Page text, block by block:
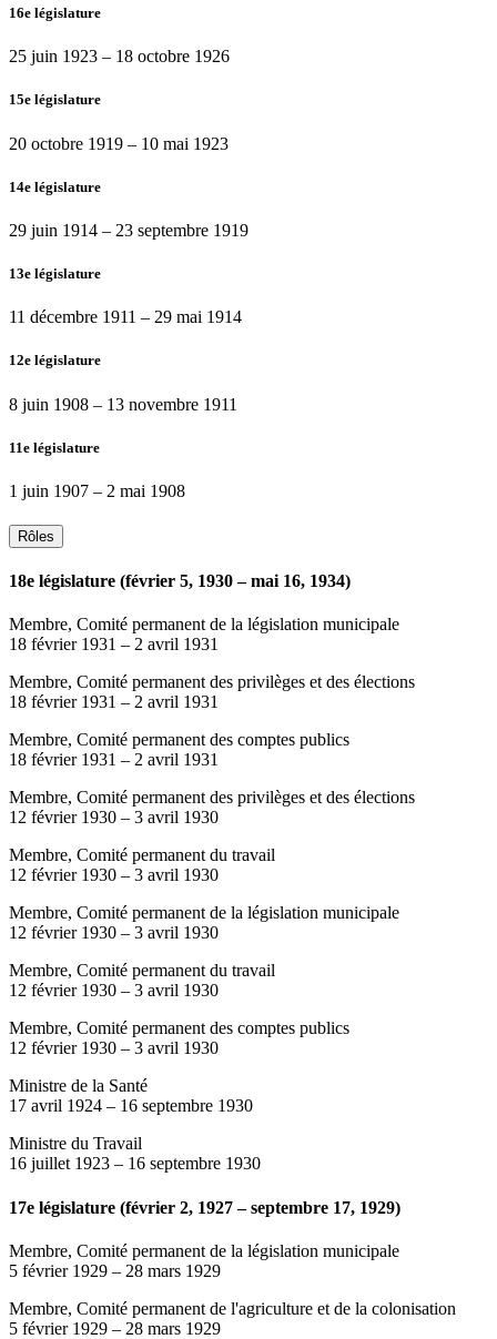
16e législature
25 juin 1923 – 18 octobre 1926
15e législature
20 octobre 1919 – 10 mai 1923
14e législature
29 juin 1914 – 23 septembre 1919
13e législature
11 décembre 1911 – 29 mai 1914
12e législature
8 juin 1908 – 13 novembre 1911
11e législature
1 juin 1907 – 2 mai 1908
Rôles
18e législature (février 5, 1930 – mai 16, 1934)
Membre, Comité permanent de la législation municipale
18 février 1931 – 2 avril 1931
Membre, Comité permanent des privilèges et des élections
18 février 1931 – 2 avril 1931
Membre, Comité permanent des comptes publics
18 février 1931 – 2 avril 1931
Membre, Comité permanent des privilèges et des élections
12 février 1930 – 3 avril 1930
Membre, Comité permanent du travail
12 février 1930 – 3 avril 1930
Membre, Comité permanent de la législation municipale
12 février 1930 – 3 avril 1930
Membre, Comité permanent du travail
12 février 1930 – 3 avril 1930
Membre, Comité permanent des comptes publics
12 février 1930 – 3 avril 1930
Ministre de la Santé
17 avril 1924 – 16 septembre 1930
Ministre du Travail
16 juillet 1923 – 16 septembre 1930
17e législature (février 2, 1927 – septembre 17, 1929)
Membre, Comité permanent de la législation municipale
5 février 1929 – 28 mars 1929
Membre, Comité permanent de l'agriculture et de la colonisation
5 février 1929 – 28 mars 1929